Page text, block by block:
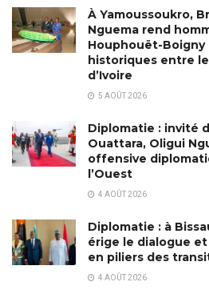
À Yamoussoukro,
Nguema rend
Houphouët-
historiques entre
d’Ivoire
5 AOÛT 2026
Diplomatie : invité
Ouattara, Oligui
offensive
l’Ouest
4 AOÛT 2026
Diplomatie : à
érige le dialogue
en piliers des
4 AOÛT 2026